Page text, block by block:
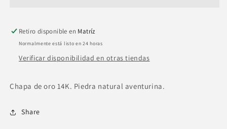
Retiro disponible en Matríz
Normalmente está listo en 24 horas
Verificar disponibilidad en otras tiendas
Chapa de oro 14K. Piedra natural aventurina.
Share